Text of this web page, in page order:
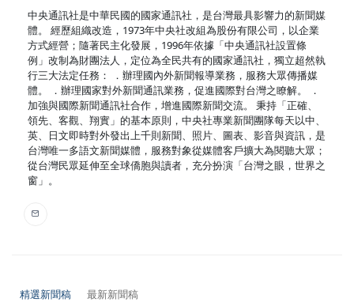
中央通訊社是中華民國的國家通訊社，是台灣最具影響力的新聞媒
體。 經歷組織改造，1973年中央社改組為股份有限公司，以企業
方式經營；隨著民主化發展，1996年依據「中央通訊社設置條
例」改制為財團法人，定位為全民共有的國家通訊社，獨立超然執
行三大法定任務： ．辦理國內外新聞報導業務，服務大眾傳播媒
體。 ．辦理國家對外新聞通訊業務，促進國際對台灣之瞭解。 ．
加強與國際新聞通訊社合作，增進國際新聞交流。 秉持「正確、
領先、客觀、翔實」的基本原則，中央社專業新聞團隊每天以中、
英、日文即時對外發出上千則新聞、照片、圖表、影音與資訊，是
台灣唯一多語文新聞媒體，服務對象從媒體客戶擴大為閱聽大眾；
從台灣民眾延伸至全球僑胞與讀者，充分扮演「台灣之眼，世界之
窗」。
精選新聞稿 最新新聞稿